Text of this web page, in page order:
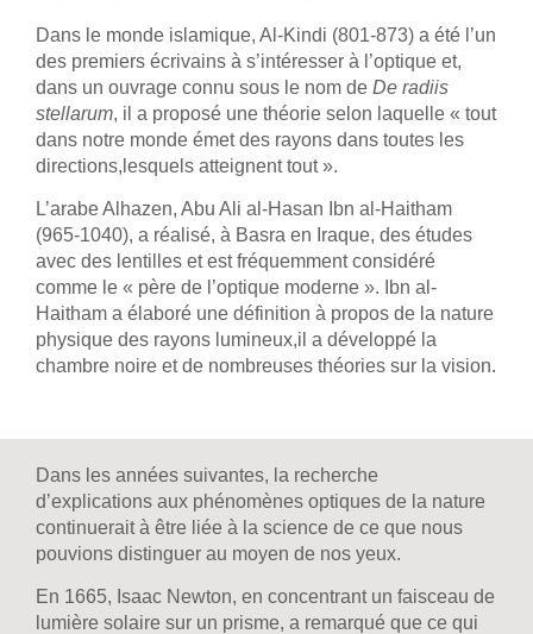
Dans le monde islamique, Al-Kindi (801-873) a été l’un
des premiers écrivains à s’intéresser à l’optique et,
dans un ouvrage connu sous le nom de De radiis
stellarum, il a proposé une théorie selon laquelle « tout
dans notre monde émet des rayons dans toutes les
directions,lesquels atteignent tout ».
L’arabe Alhazen, Abu Ali al-Hasan Ibn al-Haitham
(965-1040), a réalisé, à Basra en Iraque, des études
avec des lentilles et est fréquemment considéré
comme le « père de l’optique moderne ». Ibn al-
Haitham a élaboré une définition à propos de la nature
physique des rayons lumineux,il a développé la
chambre noire et de nombreuses théories sur la vision.
Dans les années suivantes, la recherche
d’explications aux phénomènes optiques de la nature
continuerait à être liée à la science de ce que nous
pouvions distinguer au moyen de nos yeux.
En 1665, Isaac Newton, en concentrant un faisceau de
lumière solaire sur un prisme, a remarqué que ce qui